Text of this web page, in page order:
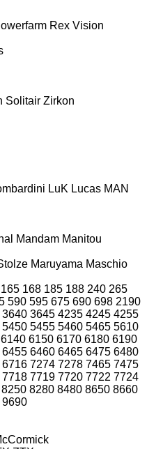
Rex Vision
Solitair Zirkon
LuK Lucas MAN
Mandam Manitou
Maruyama Maschio
165 168 185 188 240 265
590 595 675 690 698 2190
3640 3645 4235 4245 4255
5450 5455 5460 5465 5610
6140 6150 6170 6180 6190
6455 6460 6465 6475 6480
6716 7274 7278 7465 7475
7718 7719 7720 7722 7724
8250 8280 8480 8650 8660
9690